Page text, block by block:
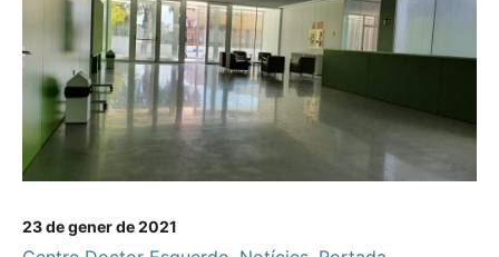
23 de gener de 2021